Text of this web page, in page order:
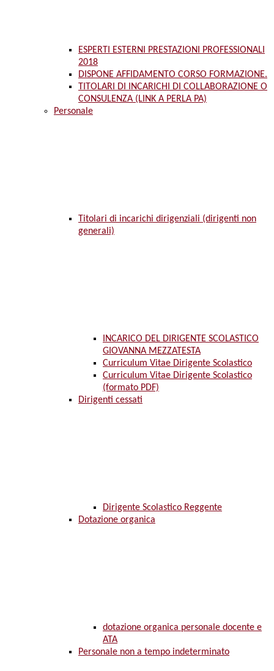
ESPERTI ESTERNI PRESTAZIONI PROFESSIONALI
2018
DISPONE AFFIDAMENTO CORSO FORMAZIONE.
TITOLARI DI INCARICHI DI COLLABORAZIONE O
CONSULENZA (LINK A PERLA PA)
Personale
Titolari di incarichi dirigenziali (dirigenti non
generali)
INCARICO DEL DIRIGENTE SCOLASTICO
GIOVANNA MEZZATESTA
Curriculum Vitae Dirigente Scolastico
Curriculum Vitae Dirigente Scolastico
(formato PDF)
Dirigenti cessati
Dirigente Scolastico Reggente
Dotazione organica
dotazione organica personale docente e
ATA
Personale non a tempo indeterminato